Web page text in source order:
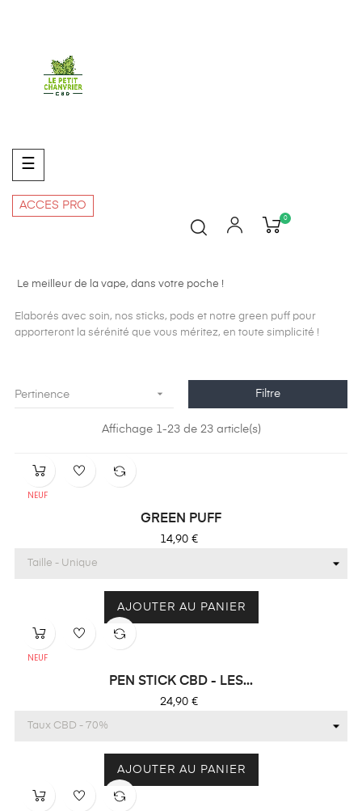
Basculer
la
navigation
☰
0
ACCES PRO
Le meilleur de la vape, dans votre poche !
Elaborés avec soin, nos sticks, pods et notre green puff pour
apporteront la sérénité que vous méritez, en toute simplicité !
Pertinence  Filtre
Affichage 1-23 de 23 article(s)
NEUF
GREEN PUFF
Prix
14,90 €
AJOUTER AU PANIER
NEUF
PEN STICK CBD - LES...
Prix
24,90 €
AJOUTER AU PANIER